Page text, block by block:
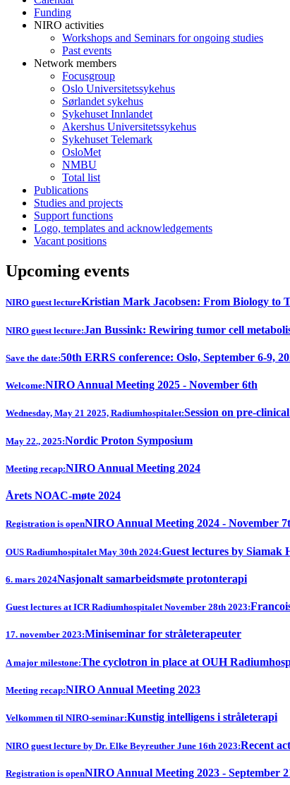
Funding
NIRO activities
Workshops and Seminars for ongoing studies
Past events
Network members
Focusgroup
Oslo Universitetssykehus
Sørlandet sykehus
Sykehuset Innlandet
Akershus Universitetssykehus
Sykehuset Telemark
OsloMet
NMBU
Total list
Publications
Studies and projects
Support functions
Logo, templates and acknowledgements
Vacant positions
Upcoming events
NIRO guest lectureKristian Mark Jacobsen: From Biology to
NIRO guest lecture:Jan Bussink: Rewiring tumor cell
Save the date:50th ERRS conference: Oslo, September 6-9,
Welcome:NIRO Annual Meeting 2025 - November 6th
Wednesday, May 21 2025, Radiumhospitalet:Session on pre-
May 22., 2025:Nordic Proton Symposium
Meeting recap:NIRO Annual Meeting 2024
Årets NOAC-møte 2024
Registration is openNIRO Annual Meeting 2024 - November
OUS Radiumhospitalet May 30th 2024:Guest lectures by Siamak
6. mars 2024Nasjonalt samarbeidsmøte protonterapi
Guest lectures at ICR Radiumhospitalet November 28th 2023:
17. november 2023:Miniseminar for stråleterapeuter
A major milestone:The cyclotron in place at OUH
Meeting recap:NIRO Annual Meeting 2023
Velkommen til NIRO-seminar:Kunstig intelligens i stråleterapi
NIRO guest lecture by Dr. Elke Beyreuther June 16th 2023:Recent
Registration is openNIRO Annual Meeting 2023 - September